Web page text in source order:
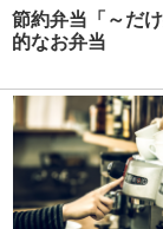
節約弁当「～だ
的なお弁当